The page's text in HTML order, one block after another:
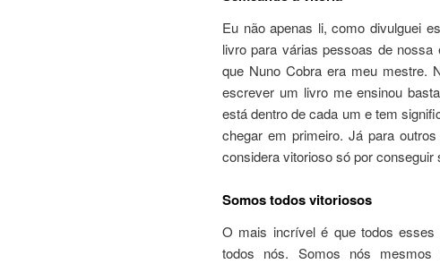
Eu não apenas li, como divulguei
livro para várias pessoas de
que Nuno Cobra era meu mestre.
escrever um livro me ensinou
está dentro de cada um e tem
chegar em primeiro. Já para
considera vitorioso só por
Somos todos vitoriosos
O mais incrível é que todos
todos nós. Somos nós mesmos